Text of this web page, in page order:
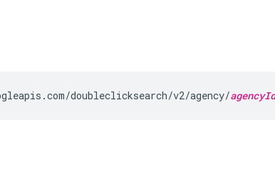
doubleclicksearch/v2/agency/agencyId